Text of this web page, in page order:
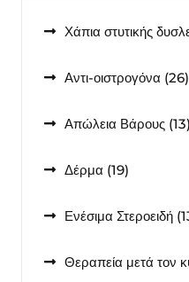
Χάπια στυτικής
Αντι-οιστρογόνα 26
Απώλεια Βάρους 13
Δέρμα 1919
Ενέσιμα Στεροειδή
Θεραπεία μετά τον